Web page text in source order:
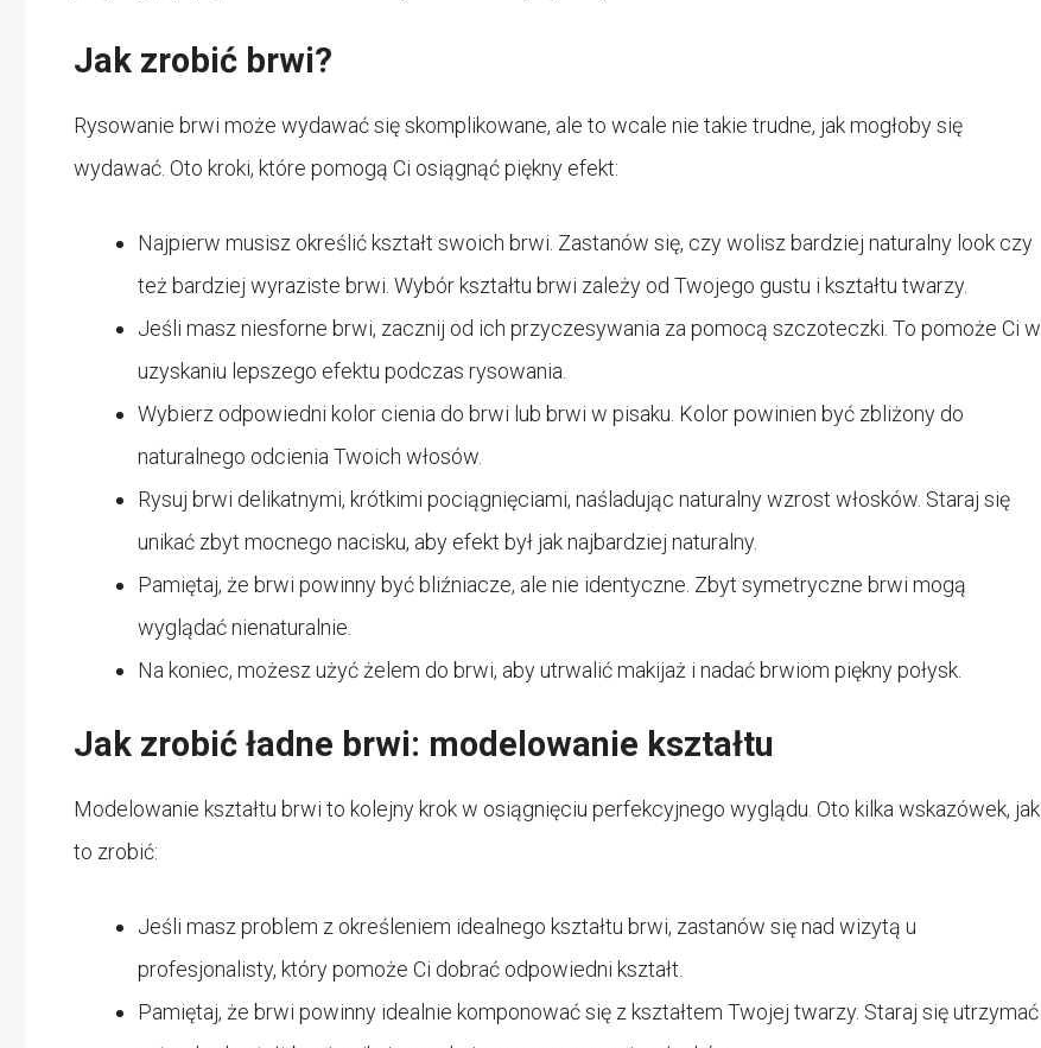
Jak zrobić brwi?
Rysowanie brwi może wydawać się skomplikowane, ale to wcale nie takie trudne, jak mogłoby się
wydawać. Oto kroki, które pomogą Ci osiągnąć piękny efekt:
Najpierw musisz określić kształt swoich brwi. Zastanów się, czy wolisz bardziej naturalny look czy
też bardziej wyraziste brwi. Wybór kształtu brwi zależy od Twojego gustu i kształtu twarzy.
Jeśli masz niesforne brwi, zacznij od ich przyczesywania za pomocą szczoteczki. To pomoże Ci w
uzyskaniu lepszego efektu podczas rysowania.
Wybierz odpowiedni kolor cienia do brwi lub brwi w pisaku. Kolor powinien być zbliżony do
naturalnego odcienia Twoich włosów.
Rysuj brwi delikatnymi, krótkimi pociągnięciami, naśladując naturalny wzrost włosków. Staraj się
unikać zbyt mocnego nacisku, aby efekt był jak najbardziej naturalny.
Pamiętaj, że brwi powinny być bliźniacze, ale nie identyczne. Zbyt symetryczne brwi mogą
wyglądać nienaturalnie.
Na koniec, możesz użyć żelem do brwi, aby utrwalić makijaż i nadać brwiom piękny połysk.
Jak zrobić ładne brwi: modelowanie kształtu
Modelowanie kształtu brwi to kolejny krok w osiągnięciu perfekcyjnego wyglądu. Oto kilka wskazówek, jak
to zrobić:
Jeśli masz problem z określeniem idealnego kształtu brwi, zastanów się nad wizytą u
profesjonalisty, który pomoże Ci dobrać odpowiedni kształt.
Pamiętaj, że brwi powinny idealnie komponować się z kształtem Twojej twarzy. Staraj się utrzymać